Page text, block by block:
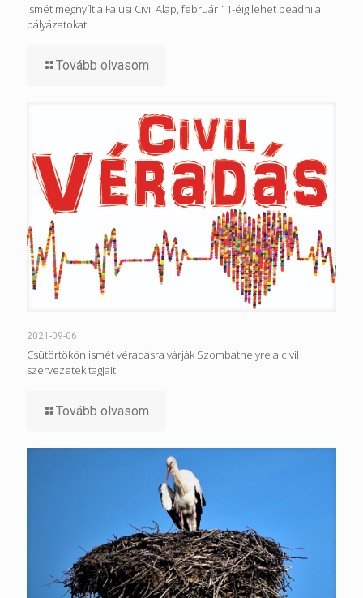
Ismét megnyílt a Falusi Civil Alap, február 11-éig lehet beadni a
pályázatokat
Tovább olvasom
2021-09-06
Csütörtökön ismét véradásra várják Szombathelyre a civil
szervezetek tagjait
Tovább olvasom